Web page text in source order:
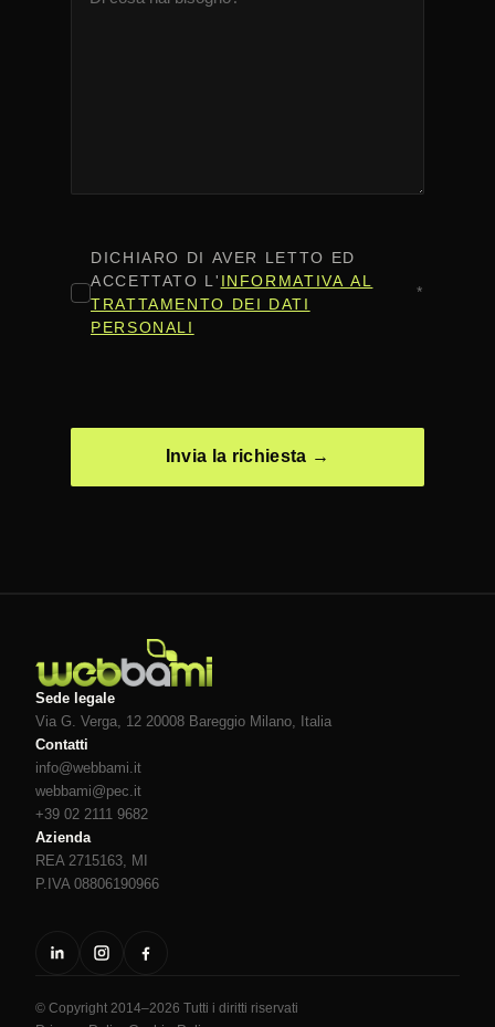
CONSENSO*
DICHIARO DI AVER LETTO ED
ACCETTATO L' INFORMATIVA AL
TRATTAMENTO DEI DATI
PERSONALI
*
Sede legale
Via G. Verga, 12 20008 Bareggio Milano, Italia
Contatti
info@webbami.it
webbami@pec.it
+39 02 2111 9682
Azienda
REA 2715163, MI
P.IVA 08806190966
© Copyright 2014–2026 Tutti i diritti riservati